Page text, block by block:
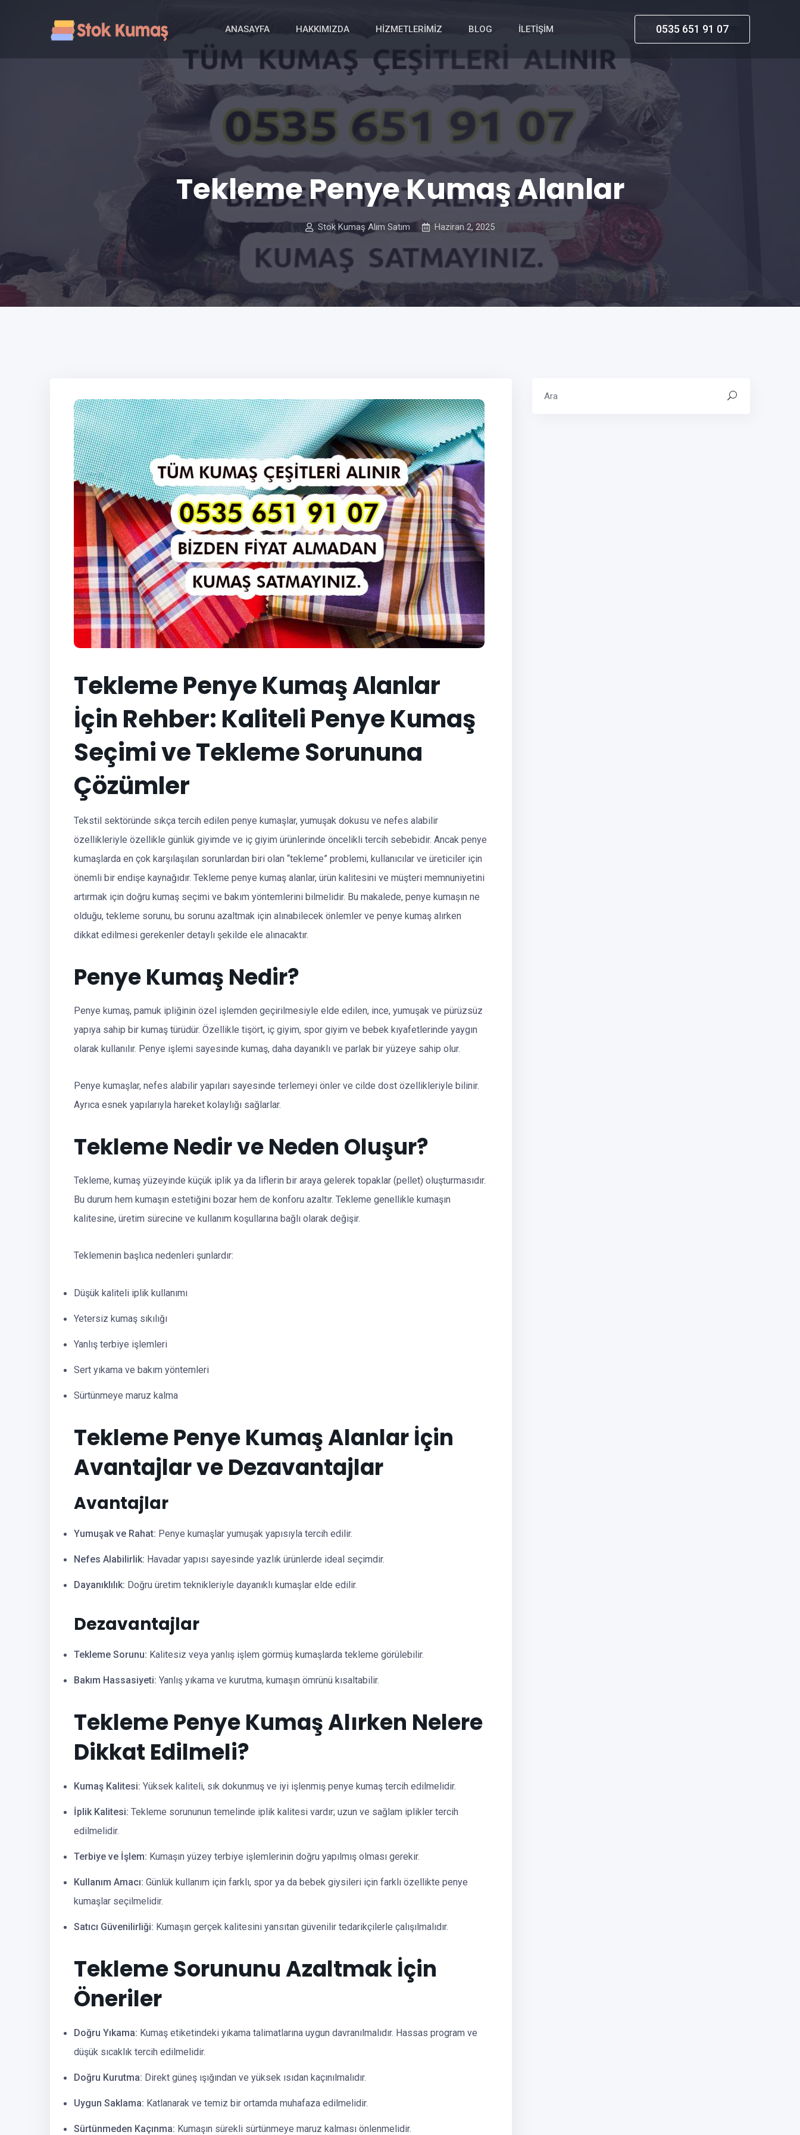
ANASAYFA HAKKIMIZDA HIZMETLERIMIZ BLOG İLETIŞIM 0535 651 91 07
Tekleme Penye Kumaş Alanlar
Stok Kumaş Alım Satım Haziran 2, 2025
Tekleme Penye Kumaş Alanlar
İçin Rehber: Kaliteli Penye Kumaş
Seçimi ve Tekleme Sorununa
Çözümler
Tekstil sektöründe sıkça tercih edilen penye kumaşlar, yumuşak dokusu ve nefes alabilir
özellikleriyle özellikle günlük giyimde ve iç giyim ürünlerinde öncelikli tercih sebebidir. Ancak penye
kumaşlarda en çok karşılaşılan sorunlardan biri olan “tekleme” problemi, kullanıcılar ve üreticiler için
önemli bir endişe kaynağıdır. Tekleme penye kumaş alanlar, ürün kalitesini ve müşteri memnuniyetini
artırmak için doğru kumaş seçimi ve bakım yöntemlerini bilmelidir. Bu makalede, penye kumaşın ne
olduğu, tekleme sorunu, bu sorunu azaltmak için alınabilecek önlemler ve penye kumaş alırken
dikkat edilmesi gerekenler detaylı şekilde ele alınacaktır.
Penye Kumaş Nedir?
Penye kumaş, pamuk ipliğinin özel işlemden geçirilmesiyle elde edilen, ince, yumuşak ve pürüzsüz
yapıya sahip bir kumaş türüdür. Özellikle tişört, iç giyim, spor giyim ve bebek kıyafetlerinde yaygın
olarak kullanılır. Penye işlemi sayesinde kumaş, daha dayanıklı ve parlak bir yüzeye sahip olur.
Penye kumaşlar, nefes alabilir yapıları sayesinde terlemeyi önler ve cilde dost özellikleriyle bilinir.
Ayrıca esnek yapılarıyla hareket kolaylığı sağlarlar.
Tekleme Nedir ve Neden Oluşur?
Tekleme, kumaş yüzeyinde küçük iplik ya da liflerin bir araya gelerek topaklar (pellet) oluşturmasıdır.
Bu durum hem kumaşın estetiğini bozar hem de konforu azaltır. Tekleme genellikle kumaşın
kalitesine, üretim sürecine ve kullanım koşullarına bağlı olarak değişir.
Teklemenin başlıca nedenleri şunlardır:
Düşük kaliteli iplik kullanımı
Yetersiz kumaş sıkılığı
Yanlış terbiye işlemleri
Sert yıkama ve bakım yöntemleri
Sürtünmeye maruz kalma
Tekleme Penye Kumaş Alanlar İçin
Avantajlar ve Dezavantajlar
Avantajlar
Yumuşak ve Rahat: Penye kumaşlar yumuşak yapısıyla tercih edilir.
Nefes Alabilirlik: Havadar yapısı sayesinde yazlık ürünlerde ideal seçimdir.
Dayanıklılık: Doğru üretim teknikleriyle dayanıklı kumaşlar elde edilir.
Dezavantajlar
Tekleme Sorunu: Kalitesiz veya yanlış işlem görmüş kumaşlarda tekleme görülebilir.
Bakım Hassasiyeti: Yanlış yıkama ve kurutma, kumaşın ömrünü kısaltabilir.
Tekleme Penye Kumaş Alırken Nelere
Dikkat Edilmeli?
Kumaş Kalitesi: Yüksek kaliteli, sık dokunmuş ve iyi işlenmiş penye kumaş tercih edilmelidir.
İplik Kalitesi: Tekleme sorununun temelinde iplik kalitesi vardır; uzun ve sağlam iplikler tercih
edilmelidir.
Terbiye ve İşlem: Kumaşın yüzey terbiye işlemlerinin doğru yapılmış olması gerekir.
Kullanım Amacı: Günlük kullanım için farklı, spor ya da bebek giysileri için farklı özellikte penye
kumaşlar seçilmelidir.
Satıcı Güvenilirliği: Kumaşın gerçek kalitesini yansıtan güvenilir tedarikçilerle çalışılmalıdır.
Tekleme Sorununu Azaltmak İçin
Öneriler
Doğru Yıkama: Kumaş etiketindeki yıkama talimatlarına uygun davranılmalıdır. Hassas program ve
düşük sıcaklık tercih edilmelidir.
Doğru Kurutma: Direkt güneş ışığından ve yüksek ısıdan kaçınılmalıdır.
Uygun Saklama: Katlanarak ve temiz bir ortamda muhafaza edilmelidir.
Sürtünmeden Kaçınma: Kumaşın sürekli sürtünmeye maruz kalması önlenmelidir.